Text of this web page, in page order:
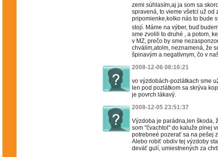
zemi súhlasím,aj ja som sa
spravená, to vieme všetci už od
pripomienke,kolko nás to bude
stojí. Máme na výber, buď
sme zvolili to druhé , a potom,
v MZ, prečo by sme
chválim,atolm, neznamená, že
špinavým a negatívnym, čo v
2008-12-06 08:16:21
vo výzdobách-pozlátkach sme
len pod pozlátkom sa skrýva
je povrch lákavý.
2008-12-05 23:51:37
Výzdoba je parádna,len škoda,
som "čvachtol" do kaluže plnej
potrebneé pozerať sa na pešej
Alebo robiť obdiv tej výzdoby
deväť gulí, umiestnených za